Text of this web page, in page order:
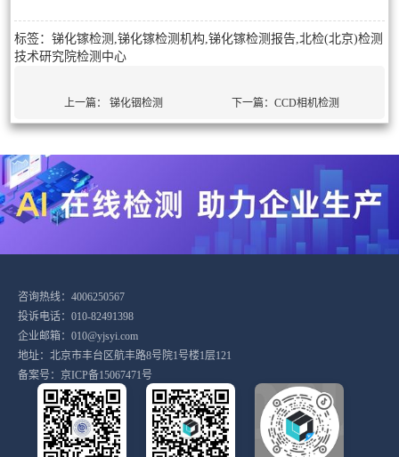
标签：锑化镓检测,锑化镓检测机构,锑化镓检测报告,北检(北京)检测
技术研究院检测中心
上一篇：锑化铟检测 下一篇： CCD相机检测
咨询热线：4006250567
投诉电话：010-82491398
企业邮箱：010@yjsyi.com
地址：北京市丰台区航丰路8号院1号楼1层121
备案号： 京ICP备15067471号